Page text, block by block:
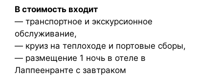
В стоимость входит
— транспортное и экскурсионное
обслуживание,
— круиз на теплоходе и портовые сборы,
— размещение 1 ночь в отеле в
Лаппеенранте с завтраком